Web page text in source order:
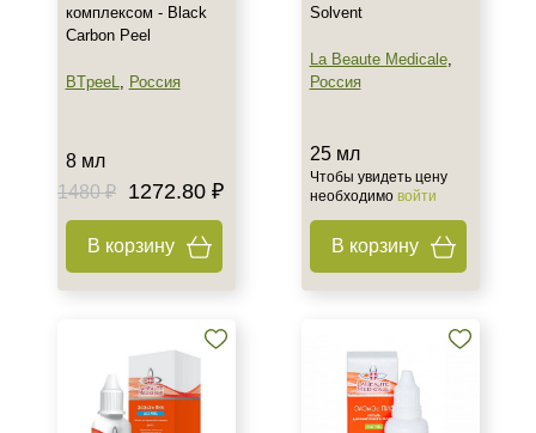
комплексом - Black
Carbon Peel
BTpeeL, Россия
8 мл
1480 ₽
1272.80 ₽
В корзину
Solvent
La Beaute Medicale,
Россия
25 мл
Чтобы увидеть цену
необходимо войти
В корзину